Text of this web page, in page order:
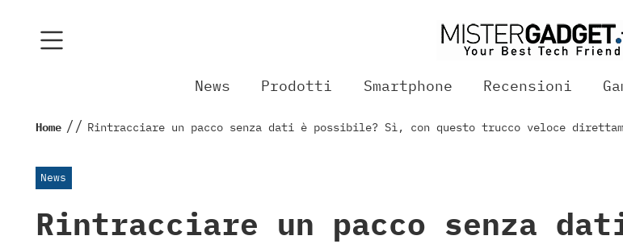
News Prodotti Smartphone Recensioni
Home // Rintracciare un pacco senza dati è possibile? Sì, con questo trucco veloce
News
Rintracciare un pacco senza